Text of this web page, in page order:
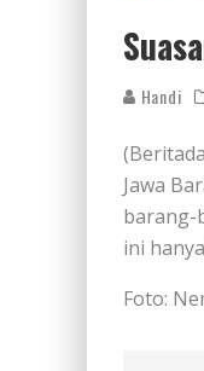
Handi
Jawa
barang-
ini
Foto: